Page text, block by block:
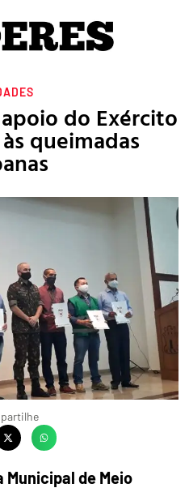
do Exército
queimadas
de Meio